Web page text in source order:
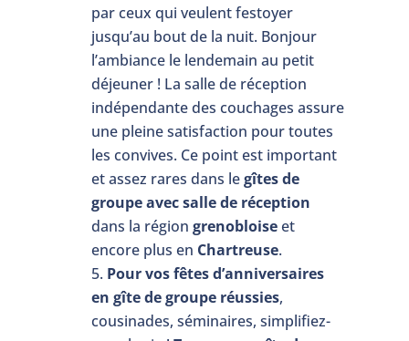
par ceux qui veulent festoyer
jusqu’au bout de la nuit. Bonjour
l’ambiance le lendemain au petit
déjeuner ! La salle de réception
indépendante des couchages assure
une pleine satisfaction pour toutes
les convives. Ce point est important
et assez rares dans legîtes de
groupe avec salle de réception
dans la région grenobloiseet
encore plus en Chartreuse.
Pour vos fêtes d’anniversaires
en gîte de groupe réussies,
cousinades, séminaires, simplifiez-